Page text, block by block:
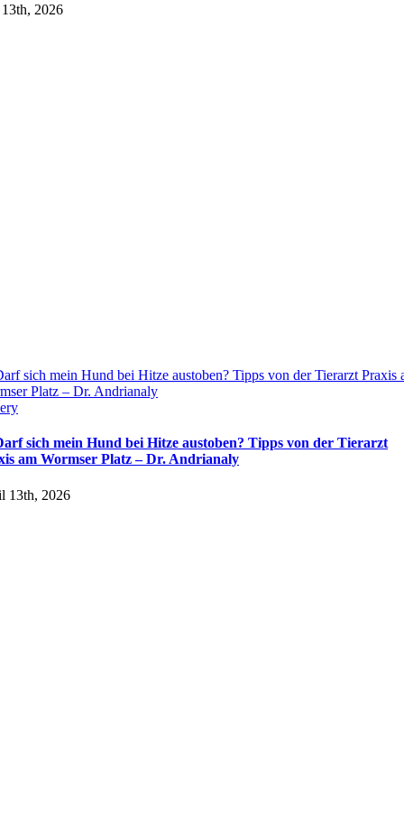
2026
sich mein Hund bei Hitze austoben? Tipps von der Tierarzt Praxis
Platz – Dr. Andrianaly
sich mein Hund bei Hitze austoben? Tipps von der Tierarzt
am Wormser Platz – Dr. Andrianaly
13th, 2026